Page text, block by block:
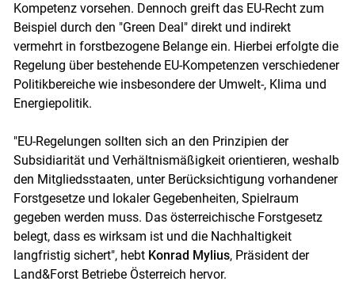
Kompetenz vorsehen. Dennoch greift das EU-Recht zum
Beispiel durch den "Green Deal" direkt und indirekt
vermehrt in forstbezogene Belange ein. Hierbei erfolgte die
Regelung über bestehende EU-Kompetenzen verschiedener
Politikbereiche wie insbesondere der Umwelt-, Klima und
Energiepolitik.
"EU-Regelungen sollten sich an den Prinzipien der
Subsidiarität und Verhältnismäßigkeit orientieren, weshalb
den Mitgliedsstaaten, unter Berücksichtigung vorhandener
Forstgesetze und lokaler Gegebenheiten, Spielraum
gegeben werden muss. Das österreichische Forstgesetz
belegt, dass es wirksam ist und die Nachhaltigkeit
langfristig sichert", hebt Konrad Mylius, Präsident der
Land&Forst Betriebe Österreich hervor.